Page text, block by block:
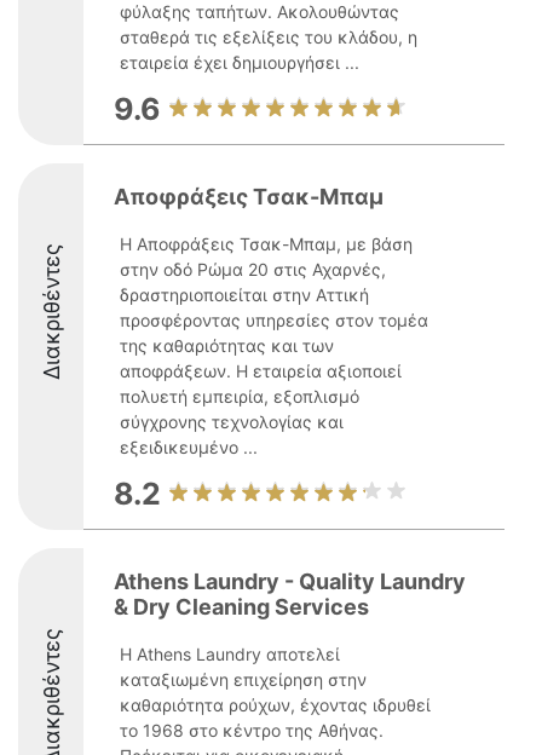
φύλαξης ταπήτων. Ακολουθώντας
σταθερά τις εξελίξεις του κλάδου, η
εταιρεία έχει δημιουργήσει ...
9.6
Διακριθέντες
Αποφράξεις Τσακ-Μπαμ
Η Αποφράξεις Τσακ-Μπαμ, με βάση
στην οδό Ρώμα 20 στις Αχαρνές,
δραστηριοποιείται στην Αττική
προσφέροντας υπηρεσίες στον τομέα
της καθαριότητας και των
αποφράξεων. Η εταιρεία αξιοποιεί
πολυετή εμπειρία, εξοπλισμό
σύγχρονης τεχνολογίας και
εξειδικευμένο ...
8.2
Διακριθέντες
Athens Laundry - Quality Laundry
& Dry Cleaning Services
Η Athens Laundry αποτελεί
καταξιωμένη επιχείρηση στην
καθαριότητα ρούχων, έχοντας ιδρυθεί
το 1968 στο κέντρο της Αθήνας.